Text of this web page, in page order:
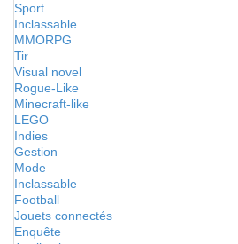
Sport
Inclassable
MMORPG
Tir
Visual novel
Rogue-Like
Minecraft-like
LEGO
Indies
Gestion
Mode
Inclassable
Football
Jouets connectés
Enquête